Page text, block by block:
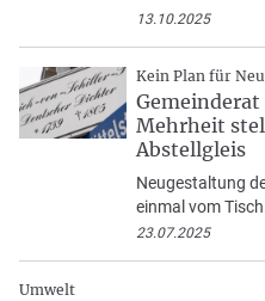
13.10.2025
Kein Plan für
Mehrheit
Abstellgleis
Neugestaltung
einmal vom
23.07.2025
Umwelt